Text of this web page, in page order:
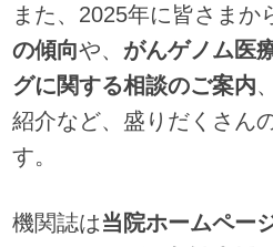
また、2025年に皆さまか
の傾向や、 がんゲノム医
グに関する相談のご案内
紹介など、盛りだくさん
す。
機関誌は当院ホームペー